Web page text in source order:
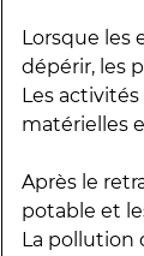
Lorsque les
dépérir, les
Les
matérielles
Après le
potable et
La pollution